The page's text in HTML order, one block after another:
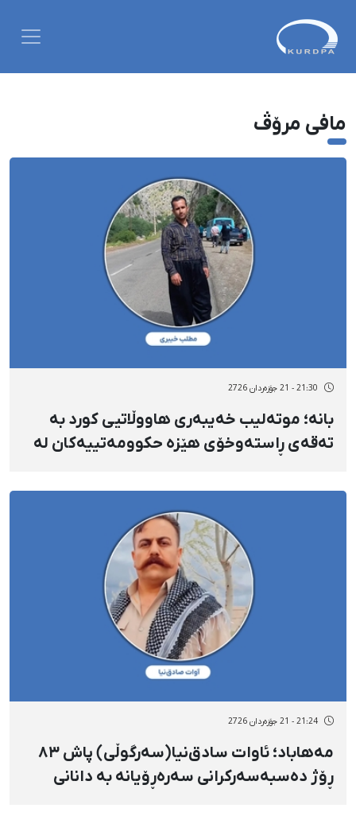
مافی مرۆڤ
21:30 - 21 جۆزەردان 2726
بانە؛ موتەلیب خەیبەری هاووڵاتیی کورد بە
تەقەی ڕاستەوخۆی هێزە حکوومەتییەکان لە
21:24 - 21 جۆزەردان 2726
مەهاباد؛ ئاوات سادق‌نیا(سەرگوڵی) پاش ٨٣
ڕۆژ دەسبەسەرکرانی سەرەڕۆیانە بە دانانی